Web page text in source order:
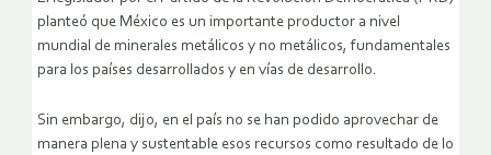
planteó que México es un importante productor a nivel
mundial de minerales metálicos y no metálicos, fundamentales
para los países desarrollados y en vías de desarrollo.
Sin embargo, dijo, en el país no se han podido aprovechar de
manera plena y sustentable esos recursos como resultado de lo